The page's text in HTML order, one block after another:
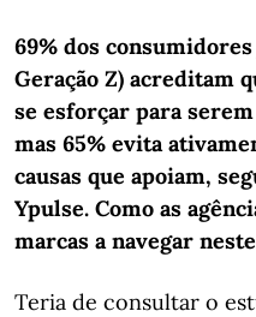
69% dos
Geração Z) acreditam
se esforçar para
mas 65% evita
causas que apoiam,
Ypulse. Como as
marcas a navegar
Teria de consultar o